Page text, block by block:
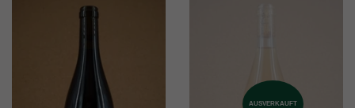
AUSVERKAUFT